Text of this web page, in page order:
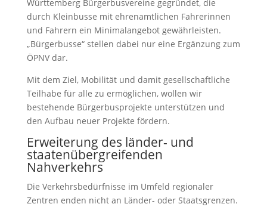
Württemberg Bürgerbusvereine gegründet, die
durch Kleinbusse mit ehrenamtlichen Fahrerinnen
und Fahrern ein Minimalangebot gewährleisten.
„Bürgerbusse“ stellen dabei nur eine Ergänzung zum
ÖPNV dar.
Mit dem Ziel, Mobilität und damit gesellschaftliche
Teilhabe für alle zu ermöglichen, wollen wir
bestehende Bürgerbusprojekte unterstützen und
den Aufbau neuer Projekte fördern.
Erweiterung des länder- und
staatenübergreifenden
Nahverkehrs
Die Verkehrsbedürfnisse im Umfeld regionaler
Zentren enden nicht an Länder- oder Staatsgrenzen.